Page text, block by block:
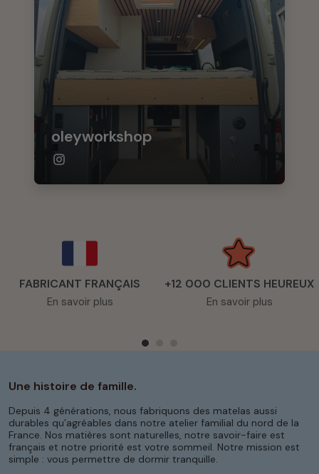
oleyworkshop
FABRICANT FRANÇAIS
En savoir plus
+12 000 CLIENTS HEUREUX
En savoir plus
Une histoire de famille.
Depuis 4 générations, nous fabriquons des matelas aussi
durables qu’agréables dans notre atelier familial du nord de la
France. Nos matières sont naturelles, notre savoir-faire est
français et notre priorité est votre sommeil. Notre mission est
simple : vous permettre de dormir tranquille.